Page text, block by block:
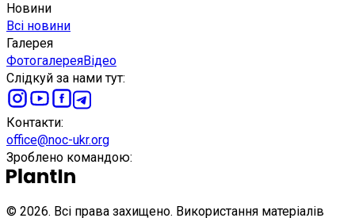
Новини
Всі новини
Галерея
ФотогалереяВідео
Слідкуй за нами тут:
Контакти:
office@noc-ukr.org
Зроблено командою:
© 2026. Всі права захищено. Використання матеріалів